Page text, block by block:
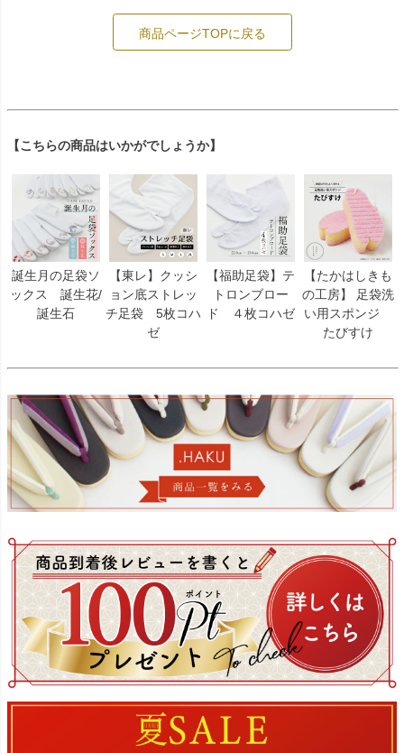
商品ページTOPに戻る
【こちらの商品はいかがでしょうか】
誕生月の足袋ソ
ックス 誕生花/
誕生石
【東レ】クッシ
ョン底ストレッ
チ足袋 5枚コハ
ゼ
【福助足袋】テ
トロンブロー
ド ４枚コハゼ
【たかはしきも
の工房】 足袋洗
い用スポンジ
たびすけ